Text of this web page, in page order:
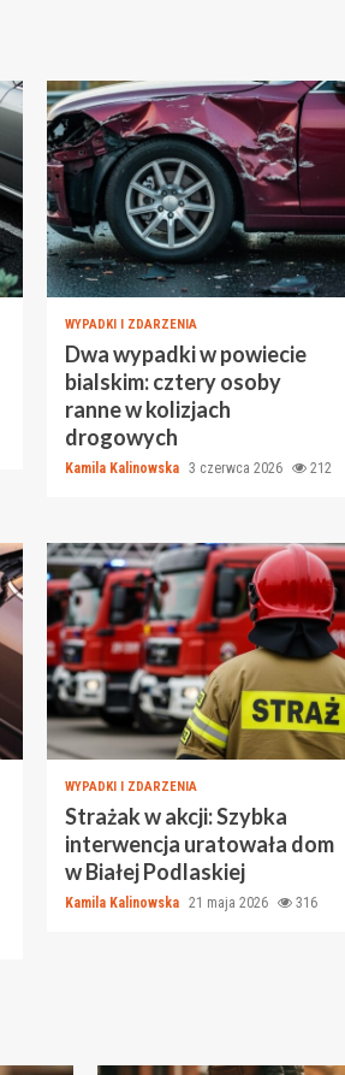
WYPADKI I ZDARZENIA
Dwa wypadki w powiecie
bialskim: cztery osoby
ranne w kolizjach
drogowych
Kamila Kalinowska 3 czerwca 2026 212
WYPADKI I ZDARZENIA
Strażak w akcji: Szybka
interwencja uratowała dom
w Białej Podlaskiej
Kamila Kalinowska 21 maja 2026 316